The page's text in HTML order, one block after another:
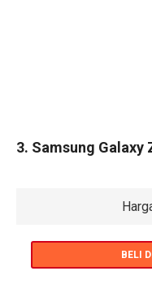
3. Samsung Galaxy
BELI